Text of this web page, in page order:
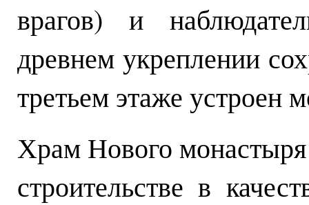
врагов) и
древнем укреплении
третьем этаже устроен
Храм Нового
строительстве в